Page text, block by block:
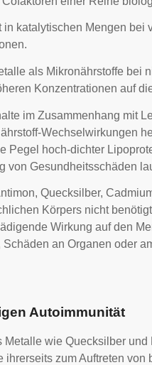
katalytischen Mengen bei
als Mikronährstoffe bei
Konzentrationen auf
im Zusammenhang mit
Wechselwirkungen
Pegel hoch-dichter
von Gesundheitsschäden
Quecksilber,
Körpers nicht
Wirkung auf den
an Organen oder
Autoimmunität
Metalle wie Quecksilber
ihrerseits zum Auftreten